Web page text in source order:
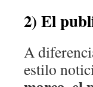
2) El
A
estilo